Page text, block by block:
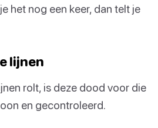
het nog een keer, dan telt je
lijnen
rolt, is deze dood voor die
en gecontroleerd.